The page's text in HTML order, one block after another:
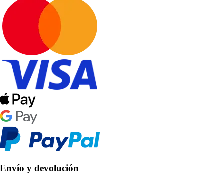
Envío y devolución